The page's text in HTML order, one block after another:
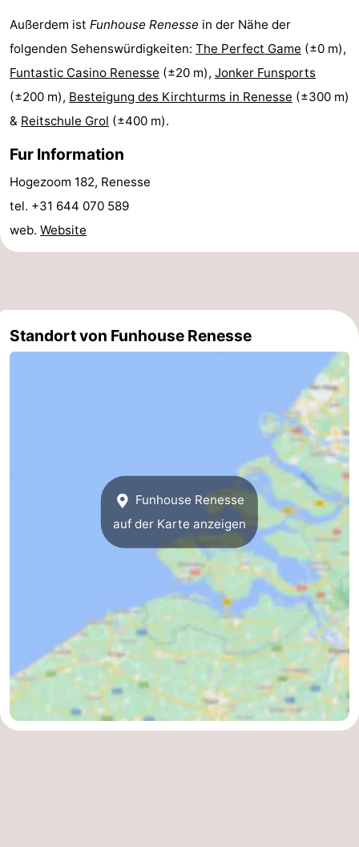
Kust
Zonnedorp
-
’t
Hof
van
Haamstede
Hotels
Zimmer
(mit
Frühstück)
Lastminutes
Strand
Sehen
Denkmäler
-
Minigolfplätze
Wellness-
Zentren
Dörfer
&
Natur
Außerdem ist Funhouse Renesse in der Nähe der
folgenden Sehenswürdigkeiten: The Perfect Game (±0 m),
Funtastic Casino Renesse (±20 m), Jonker Funsports
(±200 m), Besteigung des Kirchturms in Renesse (±300 m)
& Reitschule Grol (±400 m).
Fur Information
Hogezoom 182, Renesse
tel. +31 644 070 589
web. Website
Standort von Funhouse Renesse
Funhouse Renesse
auf der Karte anzeigen